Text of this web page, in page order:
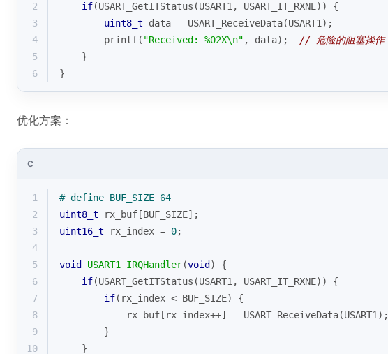
2
if(USART_GetITStatus(USART1, USART_IT_RXNE)) {
3
uint8_t data = USART_ReceiveData(USART1);
4
printf( "Received: %02X\n" , data); // 危险的阻塞操作
5
    }
6
}
优化方案：
C
1 # define BUF_SIZE 64
2
uint8_t rx_buf[BUF_SIZE];
3
uint16_t rx_index = 0;
4
5
void USART1_IRQHandler(void )
{
6
if(USART_GetITStatus(USART1, USART_IT_RXNE)) {
7
if(rx_index < BUF_SIZE) {
8
            rx_buf[rx_index++] = USART_ReceiveData(USART1);
9
        }
10
    }